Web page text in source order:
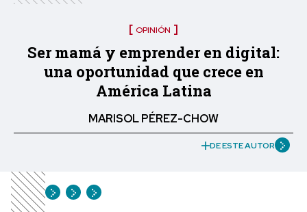
OPINIÓN
Ser mamá y emprender en digital:
una oportunidad que crece en
América Latina
MARISOL PÉREZ-CHOW
DE ESTE AUTOR